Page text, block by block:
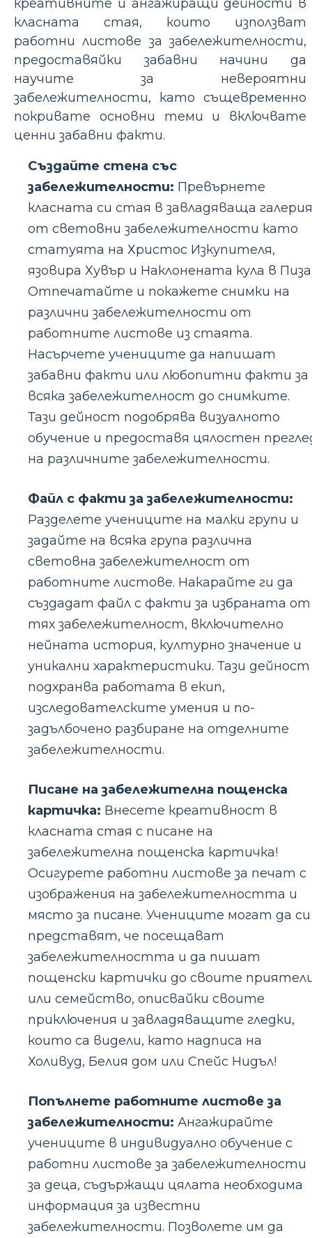
креативните и ангажиращи дейности в
класната стая, които използват
работни листове за забележителности,
предоставяйки забавни начини да
научите за невероятни
забележителности, като същевременно
покривате основни теми и включвате
ценни забавни факти.
Създайте стена със
забележителности: Превърнете
класната си стая в завладяваща галерия
от световни забележителности като
статуята на Христос Изкупителя,
язовира Хувър и Наклонената кула в
Отпечатайте и покажете снимки на
различни забележителности от
работните листове из стаята.
Насърчете учениците да напишат
забавни факти или любопитни факти за
всяка забележителност до снимките.
Тази дейност подобрява визуалното
обучение и предоставя цялостен
на различните забележителности.
Файл с факти за забележителности:
Разделете учениците на малки групи и
задайте на всяка група различна
световна забележителност от
работните листове. Накарайте ги да
създадат файл с факти за избраната от
тях забележителност, включително
нейната история, културно значение и
уникални характеристики. Тази дейност
подхранва работата в екип,
изследователските умения и по-
задълбочено разбиране на отделните
забележителности.
Писане на забележителна пощенска
картичка: Внесете креативност в
класната стая с писане на
забележителна пощенска картичка!
Осигурете работни листове за печат с
изображения на забележителността и
място за писане. Учениците могат да си
представят, че посещават
забележителността и да пишат
пощенски картички до своите
или семейство, описвайки своите
приключения и завладяващите гледки,
които са видели, като надписа на
Холивуд, Белия дом или Спейс Нидъл!
Попълнете работните листове за
забележителности: Ангажирайте
учениците в индивидуално обучение с
работни листове за забележителности
за деца, съдържащи цялата необходима
информация за известни
забележителности. Позволете им да